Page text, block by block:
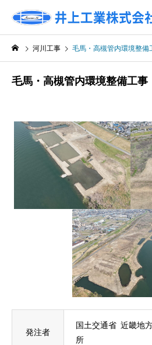
河川工事 毛馬・高槻管内環境整備
毛馬・高槻管内環境整備工事
発注者
国土交通省 近畿地
所